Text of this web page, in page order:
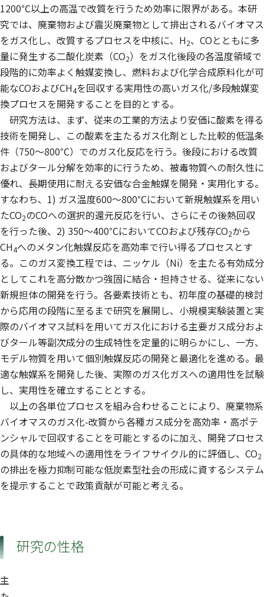
1200℃以上の高温で改質を行うため効率に限界がある。本研
究では、廃棄物および震災廃棄物として排出されるバイオマス
をガス化し、改質するプロセスを中核に、H2、COとともに多
量に発生する二酸化炭素（CO2）をガス化後段の各温度領域で
段階的に効率よく触媒変換し、燃料および化学合成原料化が可
能なCOおよびCH4を回収する実用性の高いガス化/多段触媒変
換プロセスを開発することを目的とする。
研究方法は、まず、従来の工業的方法より安価に酸素を得る
技術を開発し、この酸素を主たるガス化剤とした比較的低温条
件（750〜800℃）でのガス化反応を行う。後段における改質
およびタール分解を効率的に行うため、被毒物質への耐久性に
優れ、長期使用に耐える安価な合金触媒を開発・実用化する。
すなわち、1) ガス温度600〜800℃において新規触媒系を用い
たCO2のCOへの選択的還元反応を行い、さらにその後熱回収
を行った後、2) 350〜400℃においてCOおよび残存CO2から
CH4へのメタン化触媒反応を高効率で行い得るプロセスとす
る。このガス変換工程では、ニッケル（Ni）を主たる有効成分
としてこれを高分散かつ強固に結合・担持させる、従来にない
新規担体の開発を行う。各要素技術とも、初年度の基礎的検討
から応用の段階に至るまで研究を展開し、小規模実験装置と実
際のバイオマス試料を用いてガス化における主要ガス成分およ
びタール等副次成分の生成特性を定量的に明らかにし、一方、
モデル物質を用いて個別触媒反応の開発と最適化を進める。最
適な触媒系を開発した後、実際のガス化ガスへの適用性を試験
し、実用性を確立することとする。
以上の各単位プロセスを組み合わせることにより、廃棄物系
バイオマスのガス化-改質から各種ガス成分を高効率・高ポテ
ンシャルで回収することを可能とするのに加え、開発プロセス
の具体的な地域への適用性をライフサイクル的に評価し、CO2
の排出を極力抑制可能な低炭素型社会の形成に資するシステム
を提示することで政策貢献が可能と考える。
研究の性格
主